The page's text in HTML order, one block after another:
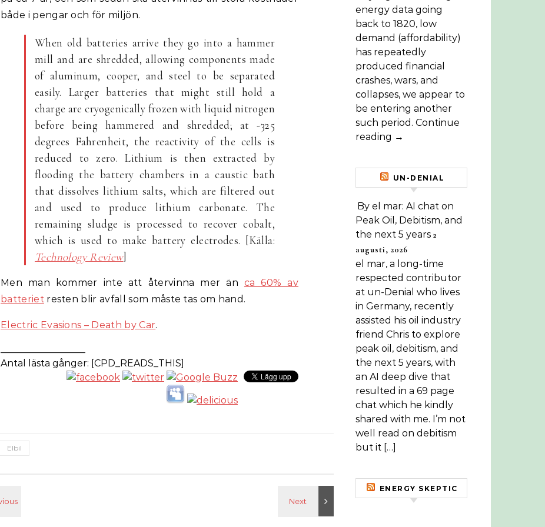
både i pengar och för miljön.
When old batteries arrive they go into a hammer
mill and are shredded, allowing components made
of aluminum, cooper, and steel to be separated
easily. Larger batteries that might still hold a
charge are cryogenically frozen with liquid nitrogen
before being hammered and shredded; at -325
degrees Fahrenheit, the reactivity of the cells is
reduced to zero. Lithium is then extracted by
flooding the battery chambers in a caustic bath
that dissolves lithium salts, which are filtered out
and used to produce lithium carbonate. The
remaining sludge is processed to recover cobalt,
which is used to make battery electrodes. [Källa:
Technology Review]
Men man kommer inte att återvinna mer än ca 60% av
batterietresten blir avfall som måste tas om hand.
Electric Evasions – Death by Car.
Antal lästa gånger: [CPD_READS_THIS]
Elbil
energy data going
back to 1820, low
demand (affordability)
has repeatedly
produced financial
crashes, wars, and
collapses, we appear to
be entering another
such period. Continue
reading →
UN-DENIAL
By el mar: AI chat on
Peak Oil, Debitism, and
the next 5 years 2
augusti, 2026
el mar, a long-time
respected contributor
at un-Denial who lives
in Germany, recently
assisted his oil industry
friend Chris to explore
peak oil, debitism, and
the next 5 years, with
an AI deep dive that
resulted in a 69 page
chat which he kindly
shared with me. I’m not
well read on debitism
but it […]
ENERGY SKEPTIC